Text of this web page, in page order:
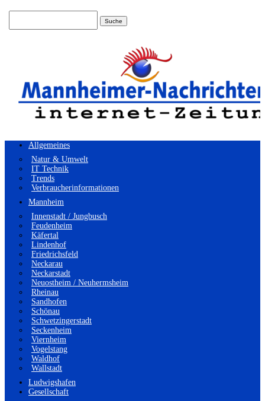
Allgemeines
Natur & Umwelt
IT Technik
Trends
Verbraucherinformationen
Mannheim
Innenstadt / Jungbusch
Feudenheim
Käfertal
Lindenhof
Friedrichsfeld
Neckarau
Neckarstadt
Neuostheim / Neuhermsheim
Rheinau
Sandhofen
Schönau
Schwetzingerstadt
Seckenheim
Viernheim
Vogelstang
Waldhof
Wallstadt
Ludwigshafen
Gesellschaft